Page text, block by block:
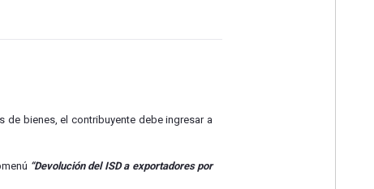
de bienes, el contribuyente debe ingresar a
“Devolución del ISD a exportadores por